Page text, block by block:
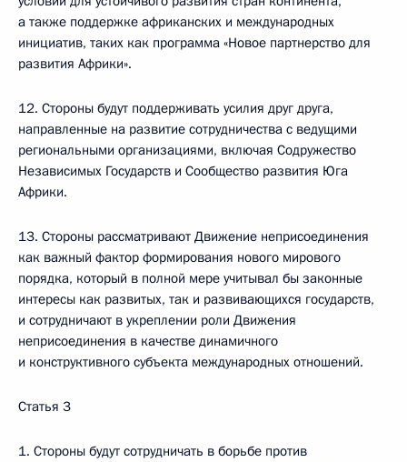
а также поддержке африканских и международных
инициатив, таких как программа «Новое партнерство для
развития Африки».
12. Стороны будут поддерживать усилия друг друга,
направленные на развитие сотрудничества с ведущими
региональными организациями, включая Содружество
Независимых Государств и Сообщество развития Юга
Африки.
13. Стороны рассматривают Движение неприсоединения
как важный фактор формирования нового мирового
порядка, который в полной мере учитывал бы законные
интересы как развитых, так и развивающихся государств,
и сотрудничают в укреплении роли Движения
неприсоединения в качестве динамичного
и конструктивного субъекта международных отношений.
Статья 3
1. Стороны будут сотрудничать в борьбе против